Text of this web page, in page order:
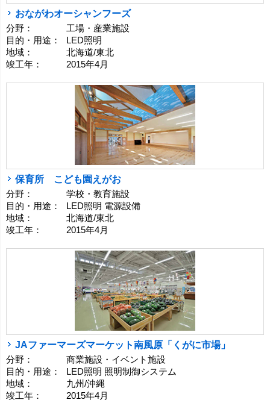
おながわオーシャンフーズ
分野：
工場・産業施設
目的・用途：
LED照明
地域：
北海道/東北
竣工年：
2015年4月
保育所 こども園えがお
分野：
学校・教育施設
目的・用途：
LED照明 電源設備
地域：
北海道/東北
竣工年：
2015年4月
JAファーマーズマーケット南風原「くがに市場」
分野：
商業施設・イベント施設
目的・用途：
LED照明 照明制御システム
地域：
九州/沖縄
竣工年：
2015年4月